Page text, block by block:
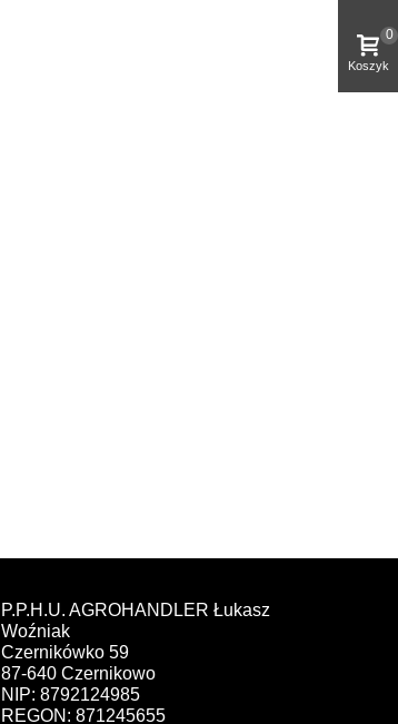
P.P.H.U. AGROHANDLER Łukasz
Woźniak
Czernikówko 59
87-640 Czernikowo
NIP: 8792124985
REGON: 871245655
Koszyk
0